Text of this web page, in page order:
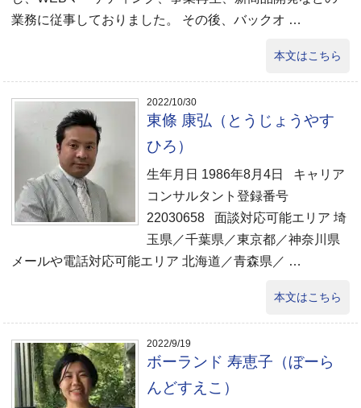
業務に従事しておりました。 その後、バックオ …
本文はこちら
2022/10/30
東條 康弘（とうじょうやす
ひろ）
生年月日 1986年8月4日 キャリア
コンサルタント登録番号
22030658 面談対応可能エリア 埼
玉県／千葉県／東京都／神奈川県
メールや電話対応可能エリア 北海道／青森県／ …
本文はこちら
2022/9/19
ボーランド 寿恵子（ぼーら
んどすえこ）